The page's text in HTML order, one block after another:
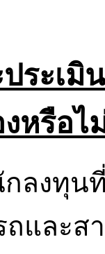
ประเ
หรือไ
กลงทุ
และส